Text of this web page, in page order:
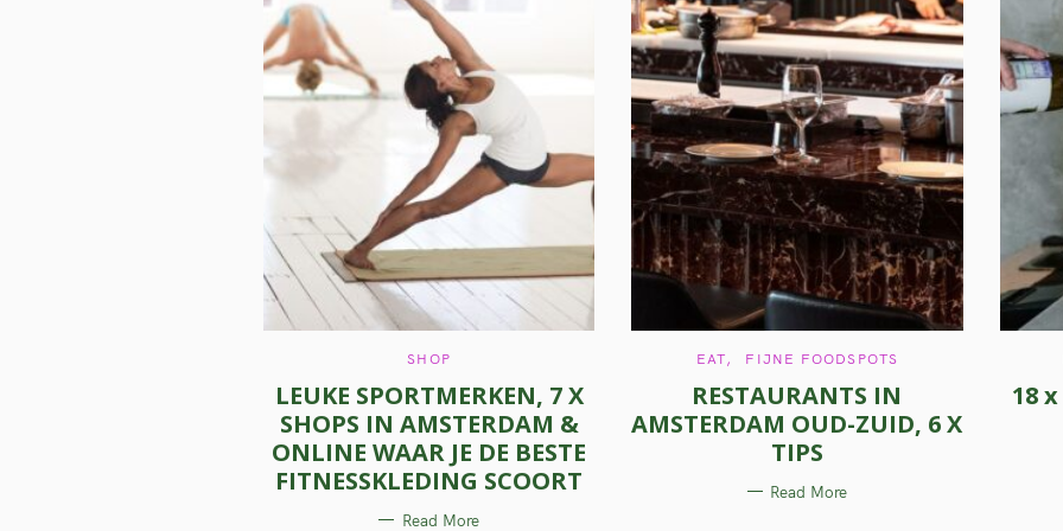
C
T
E
G
O
R
I
E
SHOP
LEUKE SPORTMERKEN, 7 X
SHOPS IN AMSTERDAM &
ONLINE WAAR JE DE BESTE
FITNESSKLEDING SCOORT
Read More
C
T
E
G
O
R
I
S
EAT FIJNE FOODSPOTS
RESTAURANTS IN
AMSTERDAM OUD-ZUID, 6 X
TIPS
Read More
18